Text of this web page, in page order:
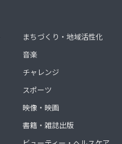
まちづくり・地域活性化
音楽
チャレンジ
スポーツ
映像・映画
書籍・雑誌出版